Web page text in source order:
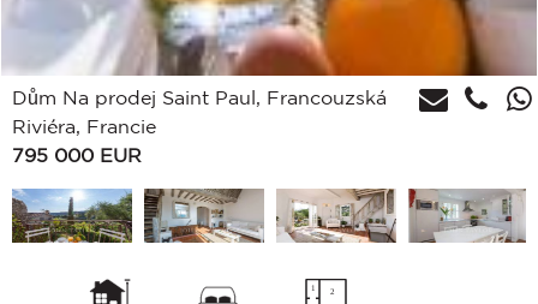
Dům Na prodej Saint Paul, Francouzská
Riviéra, Francie
795 000 EUR